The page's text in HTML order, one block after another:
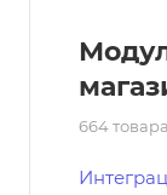
664 товара